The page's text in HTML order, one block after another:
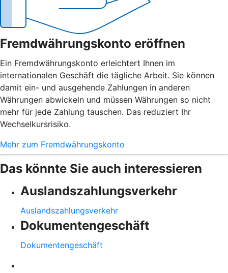
Fremdwährungskonto eröffnen
Ein Fremdwährungskonto erleichtert Ihnen im
internationalen Geschäft die tägliche Arbeit. Sie können
damit ein- und ausgehende Zahlungen in anderen
Währungen abwickeln und müssen Währungen so nicht
mehr für jede Zahlung tauschen. Das reduziert Ihr
Wechselkursrisiko.
Mehr zum Fremdwährungskonto
Das könnte Sie auch interessieren
Auslandszahlungsverkehr
Auslandszahlungsverkehr
Dokumentengeschäft
Dokumentengeschäft